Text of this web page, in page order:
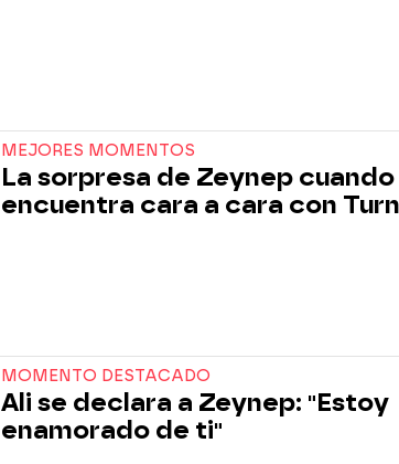
MEJORES MOMENTOS
La sorpresa de Zeynep cuando
encuentra cara a cara con
MOMENTO DESTACADO
Ali se declara a Zeynep: "Estoy
enamorado de ti"